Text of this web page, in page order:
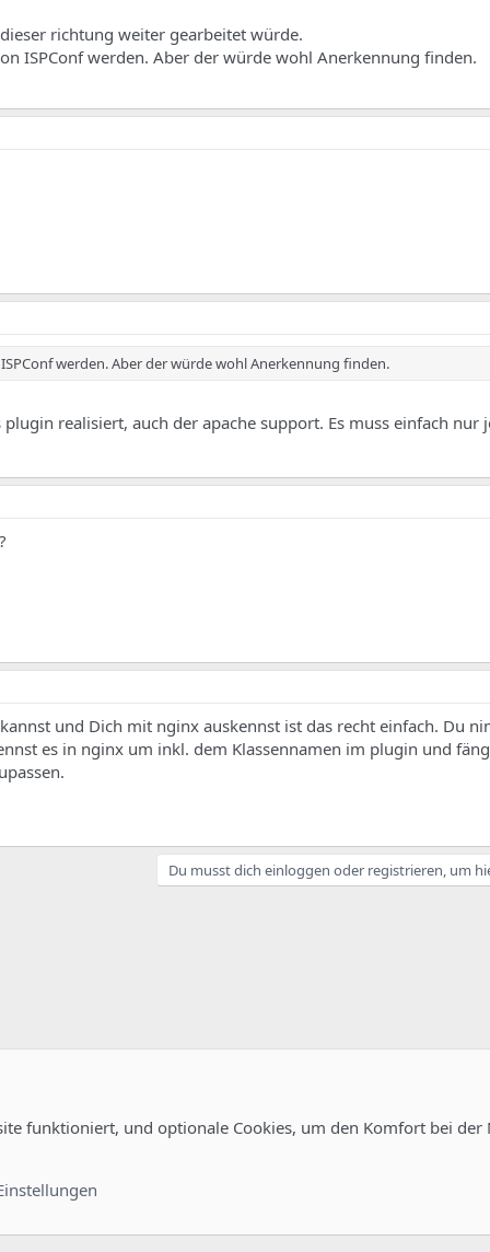
richtung weiter gearbeitet würde.
ISPConf werden. Aber der würde wohl Anerkennung finden.
werden. Aber der würde wohl Anerkennung finden.
plugin realisiert, auch der apache support. Es muss einfach nur
und Dich mit nginx auskennst ist das recht einfach. Du
es in nginx um inkl. dem Klassennamen im plugin und
Du musst dich einloggen oder registrieren, um
funktioniert, und optionale Cookies, um den Komfort bei der